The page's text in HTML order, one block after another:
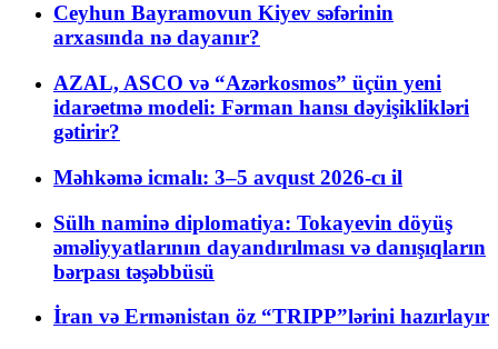
Ceyhun Bayramovun Kiyev səfərinin
arxasında nə dayanır?
AZAL, ASCO və “Azərkosmos” üçün yeni
idarəetmə modeli: Fərman hansı dəyişiklikləri
gətirir?
Məhkəmə icmalı: 3–5 avqust 2026-cı il
Sülh naminə diplomatiya: Tokayevin döyüş
əməliyyatlarının dayandırılması və danışıqların
bərpası təşəbbüsü
İran və Ermənistan öz “TRIPP”lərini hazırlayır